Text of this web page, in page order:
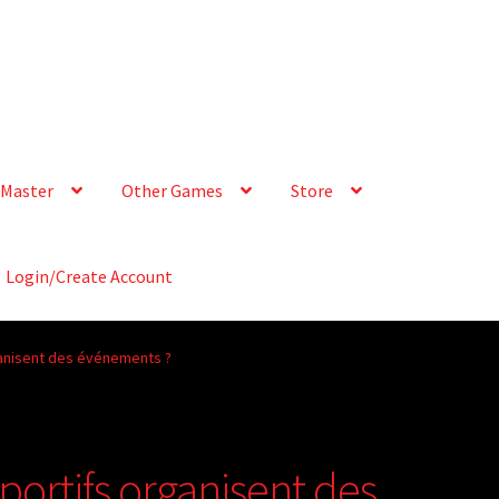
Other Games Store
Login/Create Account
des événements ?